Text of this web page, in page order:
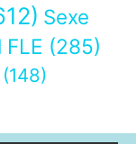
Sexe
(285)
(148)